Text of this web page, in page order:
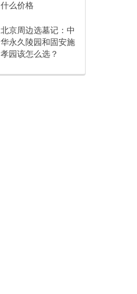
什么价格
北京周边选墓记：中
华永久陵园和固安施
孝园该怎么选？